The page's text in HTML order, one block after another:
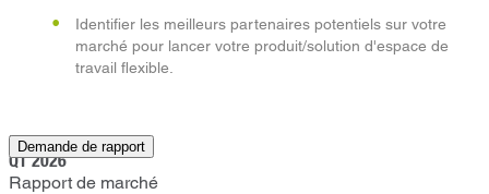
Identifier les meilleurs partenaires potentiels sur votre
marché pour lancer votre produit/solution d'espace de
travail flexible.
Demande de rapport
Bromley
Q1 2026
Rapport de marché